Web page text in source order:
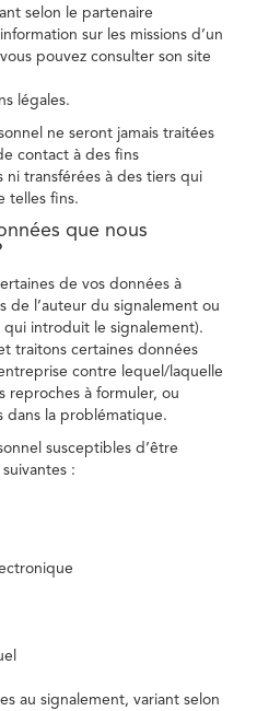
selon le partenaire
sur les missions d’un
pouvez consulter son site
légales.
ne seront jamais traitées
contact à des fins
ni transférées à des tiers qui
telles fins.
que nous
de vos données à
de l’auteur du signalement ou
introduit le signalement).
traitons certaines données
contre lequel/laquelle
reproches à formuler, ou
dans la problématique.
susceptibles d’être
:
au signalement, variant selon